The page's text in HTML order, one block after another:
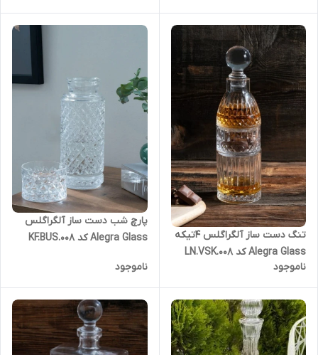
تنگ دست ساز آلگراگلس 4تیکه
Alegra Glass کد LN.VSK.008
مدل الیسا
ناموجود
پارچ شب دست ساز آلگراگلس
Alegra Glass کد KF.BUS.008
ناموجود